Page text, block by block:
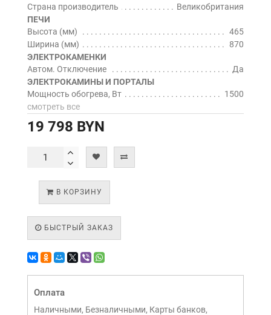
Страна производитель
Великобритания
ПЕЧИ
Высота (мм)
465
Ширина (мм)
870
ЭЛЕКТРОКАМЕНКИ
Автом. Отключение
Да
ЭЛЕКТРОКАМИНЫ И ПОРТАЛЫ
Мощность обогрева, Вт
1500
смотреть все
19 798 BYN
В КОРЗИНУ
БЫСТРЫЙ ЗАКАЗ
Оплата
Наличными, Безналичными, Карты банков,